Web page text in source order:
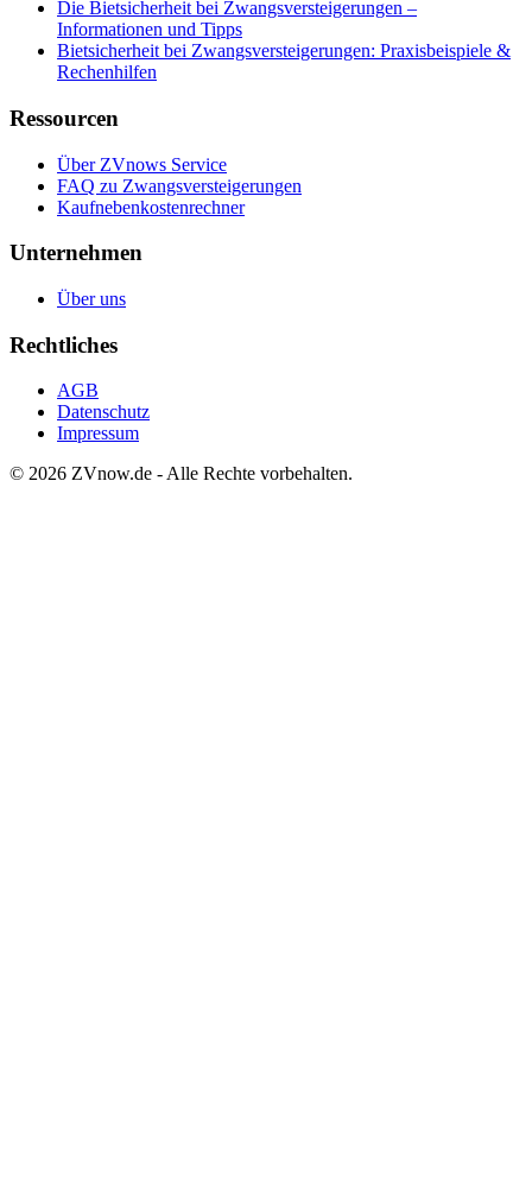
Die Bietsicherheit bei Zwangsversteigerungen –
Informationen und Tipps
Bietsicherheit bei Zwangsversteigerungen: Praxisbeispiele &
Rechenhilfen
Ressourcen
Über ZVnows Service
FAQ zu Zwangsversteigerungen
Kaufnebenkostenrechner
Unternehmen
Über uns
Rechtliches
AGB
Datenschutz
Impressum
© 2026 ZVnow.de - Alle Rechte vorbehalten.